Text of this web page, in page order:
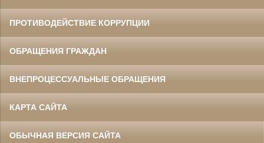
ПРОТИВОДЕЙСТВИЕ КОРРУПЦИИ
ОБРАЩЕНИЯ ГРАЖДАН
ВНЕПРОЦЕССУАЛЬНЫЕ ОБРАЩЕНИЯ
КАРТА САЙТА
ОБЫЧНАЯ ВЕРСИЯ САЙТА